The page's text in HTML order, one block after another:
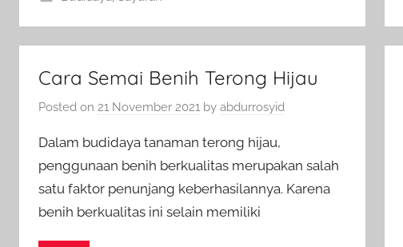
Cara Semai Benih Terong Hijau
Posted on 21 November 2021 by abdurrosyid
Dalam budidaya tanaman terong hijau,
penggunaan benih berkualitas merupakan salah
satu faktor penunjang keberhasilannya. Karena
benih berkualitas ini selain memiliki